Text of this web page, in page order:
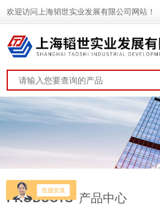
欢迎访问上海韬世实业发展有限公司网站！
PRODUCTS 产品中心